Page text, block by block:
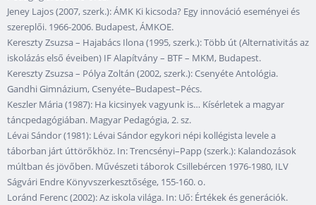
Jeney Lajos (2007, szerk.): ÁMK Ki kicsoda? Egy innováció eseményei és
szereplői. 1966-2006. Budapest, ÁMKOE.
Kereszty Zsuzsa – Hajabács Ilona (1995, szerk.): Több út (Alternativitás az
iskolázás első éveiben) IF Alapítvány – BTF – MKM, Budapest.
Kereszty Zsuzsa – Pólya Zoltán (2002, szerk.): Csenyéte Antológia.
Gandhi Gimnázium, Csenyéte–Budapest–Pécs.
Keszler Mária (1987): Ha kicsinyek vagyunk is… Kísérletek a magyar
táncpedagógiában. Magyar Pedagógia, 2. sz.
Lévai Sándor (1981): Lévai Sándor egykori népi kollégista levele a
táborban járt úttörőkhöz. In: Trencsényi–Papp (szerk.): Kalandozások
múltban és jövőben. Művészeti táborok Csillebércen 1976-1980, ILV
Ságvári Endre Könyvszerkesztősége, 155-160. o.
Loránd Ferenc (2002): Az iskola világa. In: Uő: Értékek és generációk.